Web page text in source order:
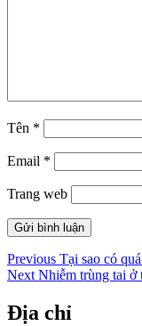
Tên *
Email *
Trang web
Điều
hướng
bài
Previous Previous
post:
Tại sao có
Next Next
Nhiễm trùng tai ở
Địa chỉ